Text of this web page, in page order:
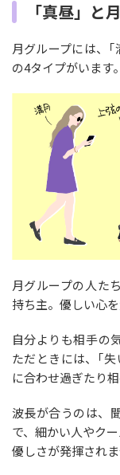
「真昼」と
月グループには、
の4タイプがいます。
月グループの人た
持ち主。優しい心を
自分よりも相手の
ただときには、｢
に合わせ過ぎたり
波長が合うのは、
で、細かい人やク
優しさが発揮されま